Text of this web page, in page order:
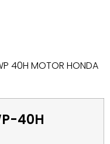
40H MOTOR HONDA
40H